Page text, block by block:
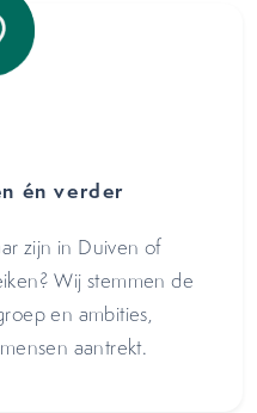
én verder
zijn in Duiven of
Wij stemmen de
en ambities,
aantrekt.